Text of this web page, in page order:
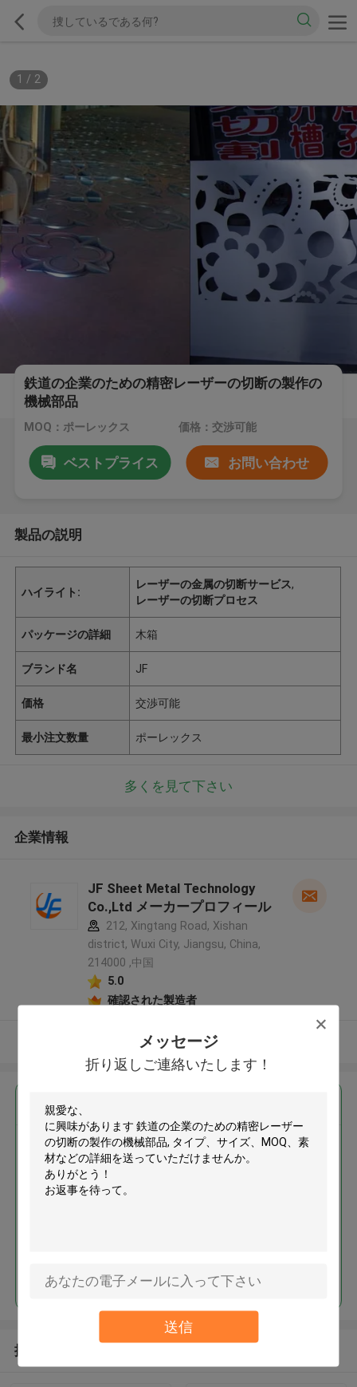
メッセージ
折り返しご連絡いたします！
送信
1 / 2
鉄道の企業のための精密レーザーの切断の製作の
機械部品
MOQ：ポーレックス 価格：交渉可能
ベストプライス お問い合わせ
製品の説明
ハイライト:
レーザーの金属の切断サービス,
レーザーの切断プロセス
パッケージの詳細 木箱
ブランド名 JF
価格 交渉可能
最小注文数量 ポーレックス
多くを見て下さい
企業情報
JF Sheet Metal Technology
Co.,Ltd メーカープロフィール
212, Xingtang Road, Xishan
district, Wuxi City, Jiangsu, China,
214000 ,中国
5.0
確認された製造者
多くを見て下さい
鉄道の企業のための精密レーザ
ーの切断の製作の機械部品
続行
推薦されたプロダクト